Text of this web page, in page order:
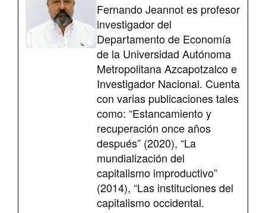
Fernando Jeannot es profesor
investigador del
Departamento de Economía
de la Universidad Autónoma
Metropolitana Azcapotzalco e
Investigador Nacional. Cuenta
con varias publicaciones tales
como: “Estancamiento y
recuperación once años
después” (2020), “La
mundialización del
capitalismo improductivo”
(2014), “Las instituciones del
capitalismo occidental.